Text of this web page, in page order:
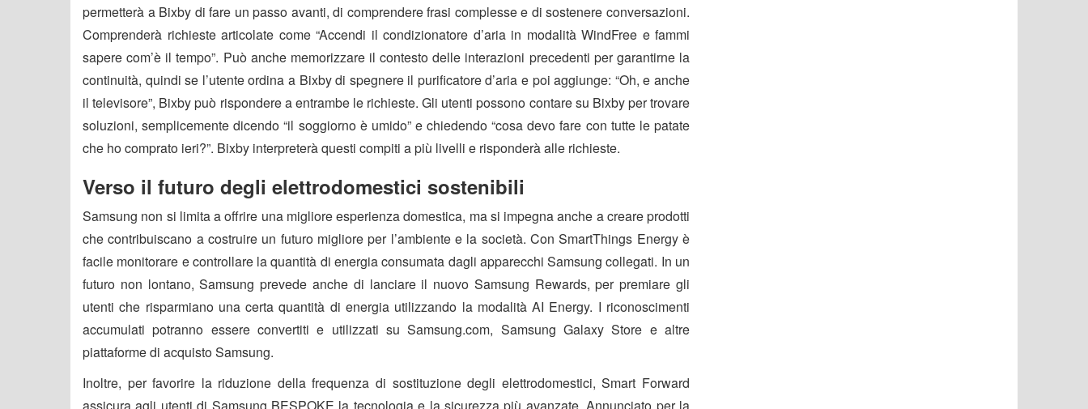
permetterà a Bixby di fare un passo avanti, di comprendere frasi complesse e di sostenere conversazioni.
Comprenderà richieste articolate come “Accendi il condizionatore d’aria in modalità WindFree e fammi
sapere com’è il tempo”. Può anche memorizzare il contesto delle interazioni precedenti per garantirne la
continuità, quindi se l’utente ordina a Bixby di spegnere il purificatore d’aria e poi aggiunge: “Oh, e anche
il televisore”, Bixby può rispondere a entrambe le richieste. Gli utenti possono contare su Bixby per trovare
soluzioni, semplicemente dicendo “il soggiorno è umido” e chiedendo “cosa devo fare con tutte le patate
che ho comprato ieri?”. Bixby interpreterà questi compiti a più livelli e risponderà alle richieste.
Verso il futuro degli elettrodomestici sostenibili
Samsung non si limita a offrire una migliore esperienza domestica, ma si impegna anche a creare prodotti
che contribuiscano a costruire un futuro migliore per l’ambiente e la società. Con SmartThings Energy è
facile monitorare e controllare la quantità di energia consumata dagli apparecchi Samsung collegati. In un
futuro non lontano, Samsung prevede anche di lanciare il nuovo Samsung Rewards, per premiare gli
utenti che risparmiano una certa quantità di energia utilizzando la modalità AI Energy. I riconoscimenti
accumulati potranno essere convertiti e utilizzati su Samsung.com, Samsung Galaxy Store e altre
piattaforme di acquisto Samsung.
Inoltre, per favorire la riduzione della frequenza di sostituzione degli elettrodomestici, Smart Forward